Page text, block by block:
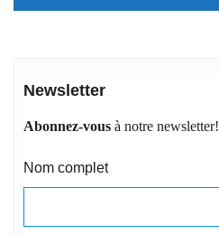
Newsletter
Abonnez-vous à notre newsletter!
Nom complet